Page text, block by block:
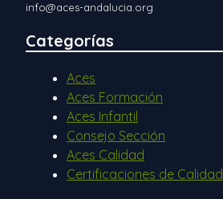
info@aces-andalucia.org
Categorías
Aces
Aces Formación
Aces Infantil
Consejo Sección
Aces Calidad
Certificaciones de Calidad